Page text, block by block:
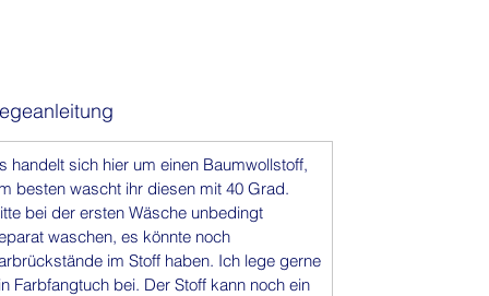
Jeder Stoff ist ein Unikat – kleine
Abweichungen machen seinen
besonderen Charme aus.
handelt sich hier um einen Baumwollstoff,
besten wascht ihr diesen mit 40 Grad.
bei der ersten Wäsche unbedingt
waschen, es könnte noch
im Stoff haben. Ich lege gerne
Farbfangtuch bei. Der Stoff kann noch ein